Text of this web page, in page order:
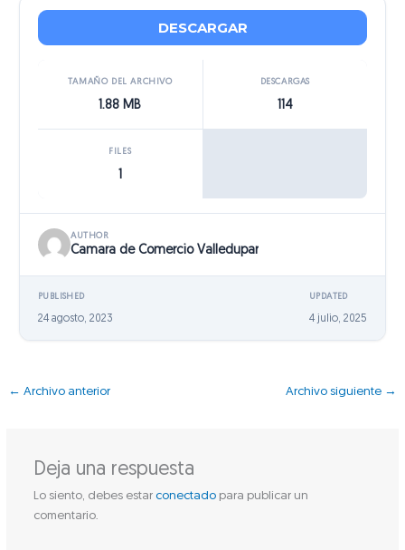
DESCARGAR
TAMAÑO DEL ARCHIVO
1.88 MB
DESCARGAS
114
FILES
AUTHOR
Camara de Comercio Valledupar
PUBLISHED
24 agosto, 2023
UPDATED
4 julio, 2025
← Archivo anterior Archivo siguiente →
Deja una respuesta
Lo siento, debes estar conectadopara publicar un
comentario.